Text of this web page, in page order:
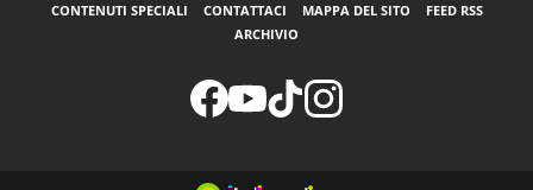
CONTENUTI SPECIALI CONTATTACI MAPPA DEL SITO
FEED RSS
ARCHIVIO